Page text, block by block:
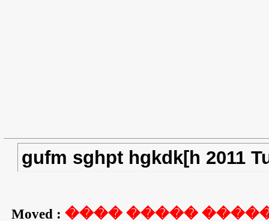
gufm sghpt hgkdk[h 2011
Moved : ���� ����� �������